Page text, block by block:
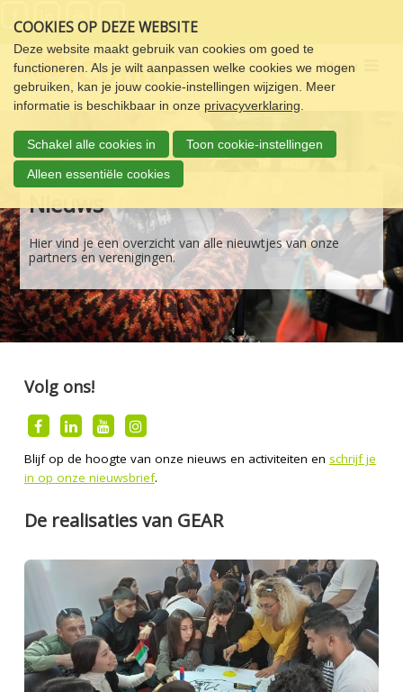
links
over
Spring
naar
de
navigatie
Spring
naar
de
inhoud
COOKIES OP DEZE WEBSITE
Deze website maakt gebruik van cookies om goed te
functioneren. Als je wilt aanpassen welke cookies we mogen
gebruiken, kan je jouw cookie-instellingen wijzigen. Meer
informatie is beschikbaar in onze privacyverklaring
Schakel alle cookies in Toon cookie-instellingen
Alleen essentiële cookies
Menu
Nieuws
Hier vind je een overzicht van alle nieuwtjes van onze
partners en verenigingen.
Volg ons!
Blijf op de hoogte van onze nieuws en activiteiten en schrijf je
in op onze nieuwsbrief.
De realisaties van GEAR